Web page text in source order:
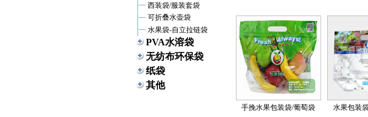
西装袋/服装套袋
可折叠水壶袋
水果袋-自立拉链袋
PVA水溶袋
无纺布环保袋
纸袋
其他
手挽水果包装袋/葡萄袋 水果包装